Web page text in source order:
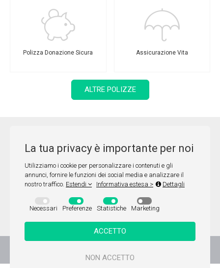
La tua privacy è importante per noi
Utilizziamo i cookie per personalizzare i contenuti e gli
annunci, fornire le funzioni dei social media e analizzare il
nostro traffico. Estendi Informativa estesa > Dettagli
Necessari Preferenze Statistiche Marketing
ACCETTO
NON ACCETTO
Polizza Donazione Sicura Assicurazione Vita
ALTRE POLIZZE
Piazza A. Di Pisa, 8 - 90036 Misilmeri (Palermo) - Tel: 800090362 - Fax:
0918711820 - E-mail:
Iscriz. IVASS RUI sez. A N.A000709706 - REA: PA - 433955 - P.iva:
07052500829
Autorità competente alla vigilanza sull'attività: IVASS Via del Quirinale, 21 -
00187 Roma.
Informativa privacy